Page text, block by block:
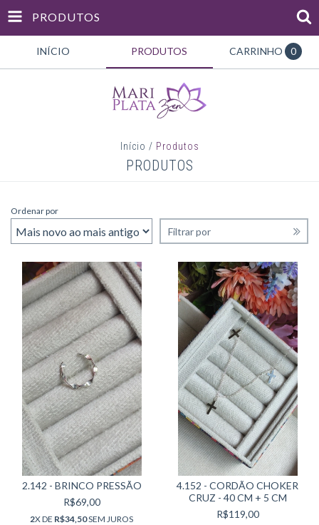
PRODUTOS
INÍCIO PRODUTOS CARRINHO 0
Início / Produtos
PRODUTOS
Ordenar por
Filtrar por
2.142 - BRINCO PRESSÃO
R$69,00
2X DE R$34,50SEM JUROS
4.152 - CORDÃO CHOKER
CRUZ - 40 CM + 5 CM
R$119,00